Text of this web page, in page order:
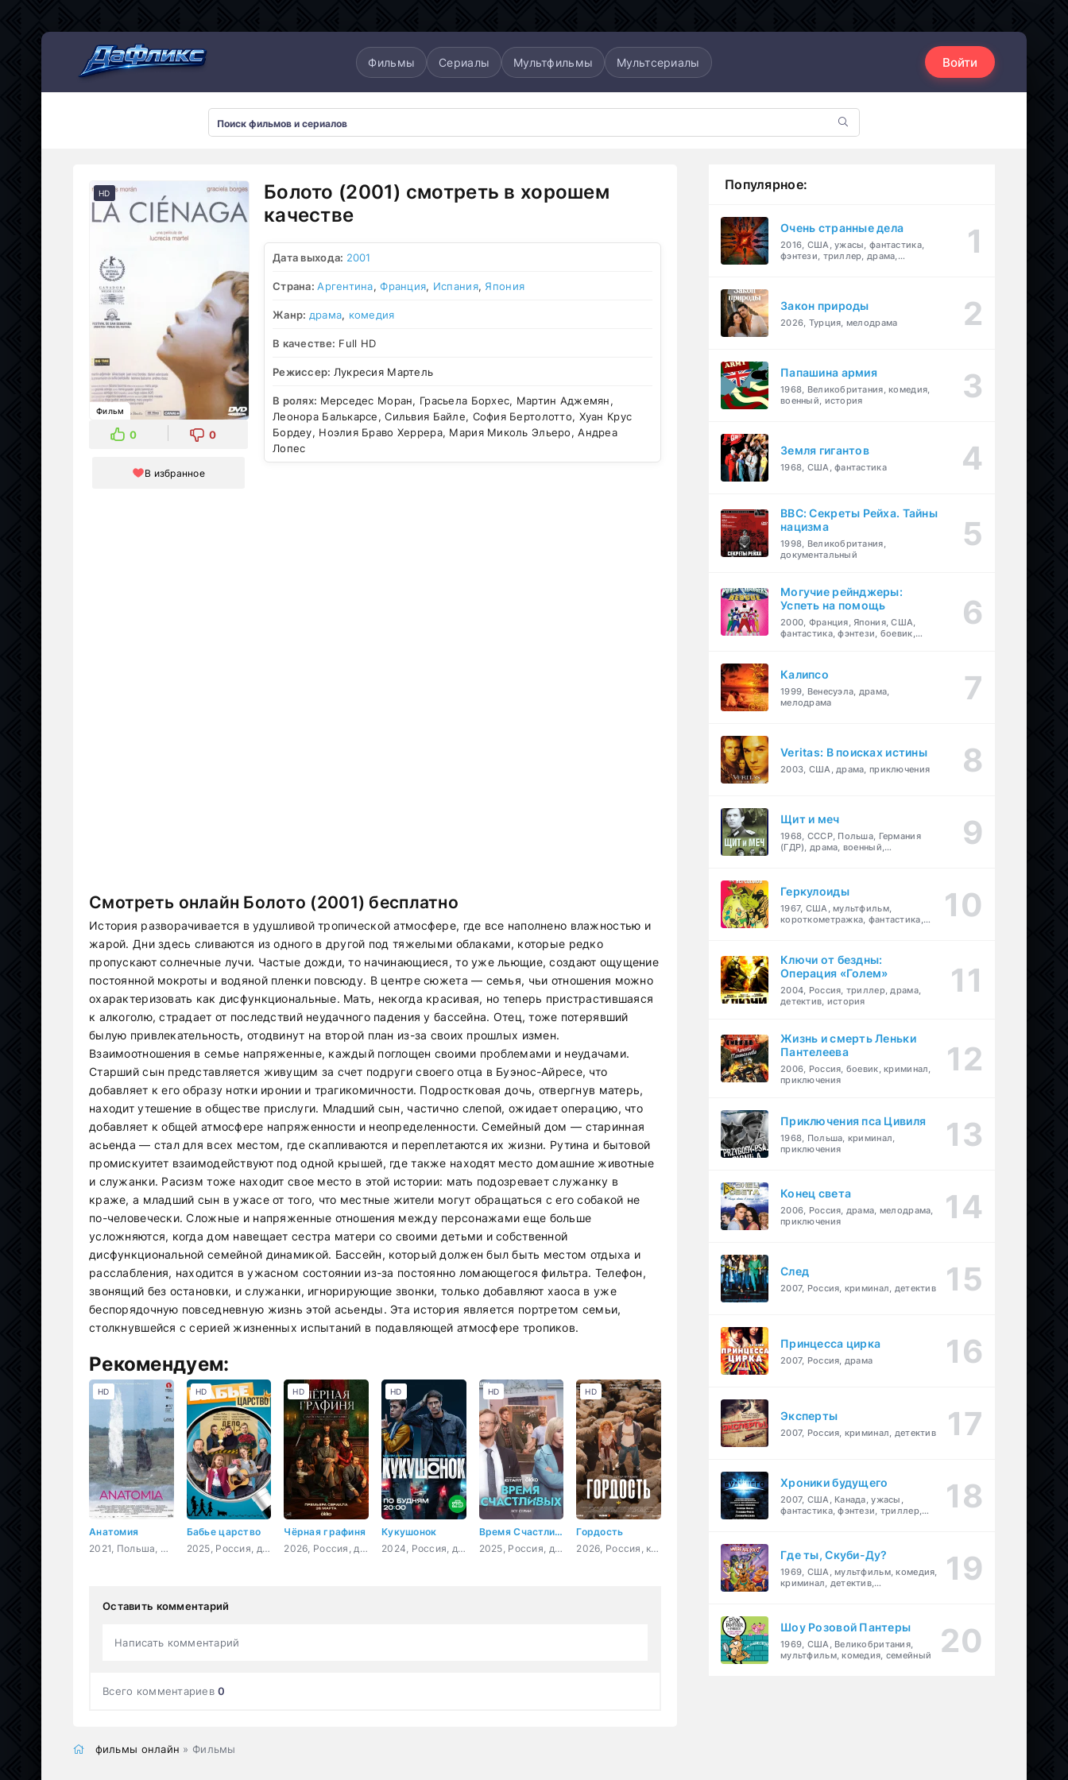
Фильмы Сериалы Мультфильмы Мультсериалы Войти
HD
Фильм
0 0
В избранное
Болото (2001) смотреть в хорошем
качестве
Дата выхода: 2001
Страна:Аргентина,Франция, Испания, Япония
Жанр: драма, комедия
В качестве: Full HD
Режиссер: Лукресия Мартель
В ролях: Мерседес Моран, Грасьела Борхес, Мартин Аджемян,
Леонора Балькарсе, Сильвия Байле, София Бертолотто, Хуан Крус
Бордеу, Ноэлия Браво Херрера, Мария Миколь Эльеро, Андреа
Лопес
Смотреть онлайн Болото (2001) бесплатно
История разворачивается в удушливой тропической атмосфере, где все наполнено влажностью и
жарой. Дни здесь сливаются из одного в другой под тяжелыми облаками, которые редко
пропускают солнечные лучи. Частые дожди, то начинающиеся, то уже льющие, создают ощущение
постоянной мокроты и водяной пленки повсюду. В центре сюжета — семья, чьи отношения можно
охарактеризовать как дисфункциональные. Мать, некогда красивая, но теперь пристрастившаяся
к алкоголю, страдает от последствий неудачного падения у бассейна. Отец, тоже потерявший
былую привлекательность, отодвинут на второй план из-за своих прошлых измен.
Взаимоотношения в семье напряженные, каждый поглощен своими проблемами и неудачами.
Старший сын представляется живущим за счет подруги своего отца в Буэнос-Айресе, что
добавляет к его образу нотки иронии и трагикомичности. Подростковая дочь, отвергнув матерь,
находит утешение в обществе прислуги. Младший сын, частично слепой, ожидает операцию, что
добавляет к общей атмосфере напряженности и неопределенности. Семейный дом — старинная
асьенда — стал для всех местом, где скапливаются и переплетаются их жизни. Рутина и бытовой
промискуитет взаимодействуют под одной крышей, где также находят место домашние животные
и служанки. Расизм тоже находит свое место в этой истории: мать подозревает служанку в
краже, а младший сын в ужасе от того, что местные жители могут обращаться с его собакой не
по-человечески. Сложные и напряженные отношения между персонажами еще больше
усложняются, когда дом навещает сестра матери со своими детьми и собственной
дисфункциональной семейной динамикой. Бассейн, который должен был быть местом отдыха и
расслабления, находится в ужасном состоянии из-за постоянно ломающегося фильтра. Телефон,
звонящий без остановки, и служанки, игнорирующие звонки, только добавляют хаоса в уже
беспорядочную повседневную жизнь этой асьенды. Эта история является портретом семьи,
столкнувшейся с серией жизненных испытаний в подавляющей атмосфере тропиков.
Рекомендуем:
Анатомия
2021, Польша, Франция,
HD
Бабье царство
2025, Россия, детектив, мелодрама, комедия
HD
Чёрная графиня
2026, Россия, детектив, триллер
HD
Кукушонок
2024, Россия, детектив, комедия
HD
Время Счастливых
2025, Россия, драма, комедия
HD
Гордость
2026, Россия, комедия, мелодрама
HD
Оставить комментарий
Написать комментарий
Всего комментариев0
фильмы онлайн » Фильмы
Популярное:
Очень странные дела
2016, США, ужасы, фантастика,
фэнтези, триллер, драма,
Закон природы
2026, Турция, мелодрама
Папашина армия
1968, Великобритания, комедия,
военный, история
Земля гигантов
1968, США, фантастика
BBC: Секреты Рейха. Тайны
нацизма
1998, Великобритания,
документальный
Могучие рейнджеры:
Успеть на помощь
2000, Франция, Япония, США,
фантастика, фэнтези, боевик,
Калипсо
1999, Венесуэла, драма,
мелодрама
Veritas: В поисках истины
2003, США, драма, приключения
Щит и меч
1968, СССР, Польша, Германия
(ГДР), драма, военный,
Геркулоиды
1967, США, мультфильм,
короткометражка, фантастика,
Ключи от бездны:
Операция «Голем»
2004, Россия, триллер, драма,
детектив, история
Жизнь и смерть Леньки
Пантелеева
2006, Россия, боевик, криминал,
приключения
Приключения пса Цивиля
1968, Польша, криминал,
приключения
Конец света
2006, Россия, драма, мелодрама,
приключения
След
2007, Россия, криминал, детектив
Принцесса цирка
2007, Россия, драма
Эксперты
2007, Россия, криминал, детектив
Хроники будущего
2007, США, Канада, ужасы,
фантастика, фэнтези, триллер,
Где ты, Скуби-Ду?
1969, США, мультфильм, комедия,
криминал, детектив,
Шоу Розовой Пантеры
1969, США, Великобритания,
мультфильм, комедия, семейный
Мультсериалы